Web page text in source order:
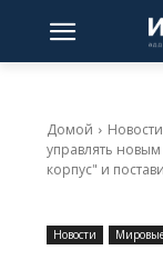
Домой Новости
управлять
корпус" и
Новости